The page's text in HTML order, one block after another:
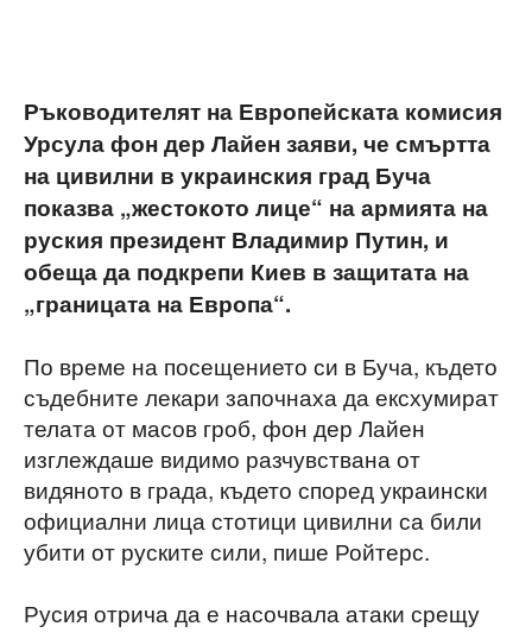
Ръководителят на Европейската комисия
Урсула фон дер Лайен заяви, че смъртта
на цивилни в украинския град Буча
показва „жестокото лице“ на армията на
руския президент Владимир Путин, и
обеща да подкрепи Киев в защитата на
„границата на Европа“.
По време на посещението си в Буча, където
съдебните лекари започнаха да ексхумират
телата от масов гроб, фон дер Лайен
изглеждаше видимо разчувствана от
видяното в града, където според украински
официални лица стотици цивилни са били
убити от руските сили, пише Ройтерс.
Русия отрича да е насочвала атаки срещу